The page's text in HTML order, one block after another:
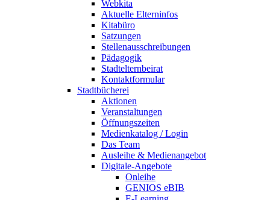
Webkita
Aktuelle Elterninfos
Kitabüro
Satzungen
Stellenausschreibungen
Pädagogik
Stadtelternbeirat
Kontaktformular
Stadtbücherei
Aktionen
Veranstaltungen
Öffnungszeiten
Medienkatalog / Login
Das Team
Ausleihe & Medienangebot
Digitale-Angebote
Onleihe
GENIOS eBIB